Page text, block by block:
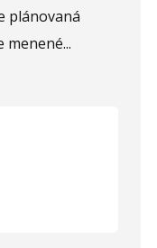
plánovaná